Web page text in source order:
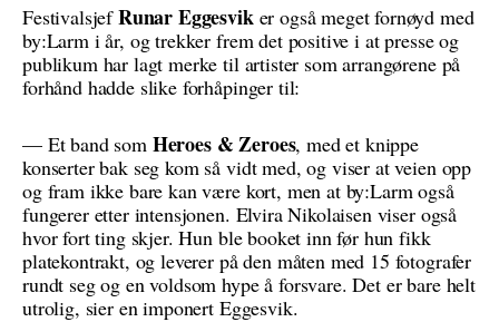
FestivalsjefRunar Eggesviker også meget fornøyd med
by:Larm i år, og trekker frem det positive i at presse og
publikum har lagt merke til artister som arrangørene på
forhånd hadde slike forhåpinger til:
— Et band som Heroes & Zeroes, med et knippe
konserter bak seg kom så vidt med, og viser at veien opp
og fram ikke bare kan være kort, men at by:Larm også
fungerer etter intensjonen. Elvira Nikolaisen viser også
hvor fort ting skjer. Hun ble booket inn før hun fikk
platekontrakt, og leverer på den måten med 15 fotografer
rundt seg og en voldsom hype å forsvare. Det er bare helt
utrolig, sier en imponert Eggesvik.